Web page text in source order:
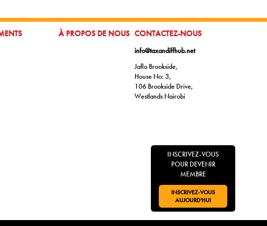
ALLER À:
À PROPOS DE NOUS ALLER À:
CONTACTEZ-NOUS
info@taxandiffhub.net
Jaflo Brookside,
House No: 3,
106 Brookside Drive,
Westlands Nairobi
INSCRIVEZ-VOUS
POUR DEVENIR
MEMBRE
ALLER À:
INSCRIVEZ-VOUS
AUJOURD'HUI